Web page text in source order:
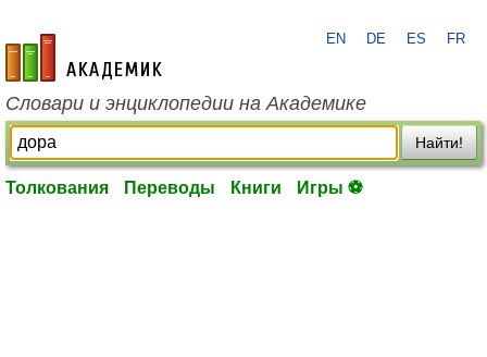
academic.ru
EN DE ES FR
Словари и энциклопедии на Академике
Найти!
Толкования Переводы Книги Игры ⚽